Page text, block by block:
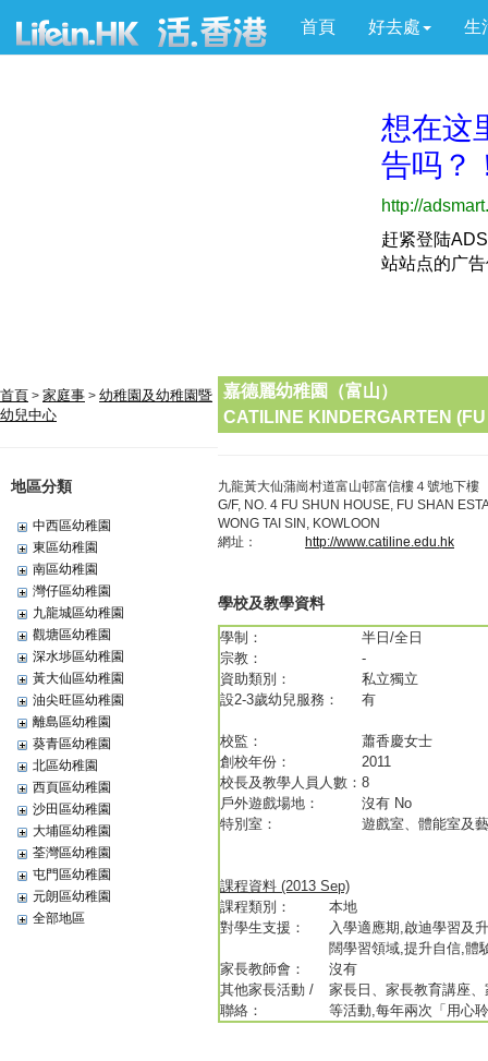
首頁 好去處 生
首頁 > 家庭事 > 幼稚園及幼稚園暨
幼兒中心
地區分類
中西區幼稚園
東區幼稚園
南區幼稚園
灣仔區幼稚園
九龍城區幼稚園
觀塘區幼稚園
深水埗區幼稚園
黃大仙區幼稚園
油尖旺區幼稚園
離島區幼稚園
葵青區幼稚園
北區幼稚園
西頁區幼稚園
沙田區幼稚園
大埔區幼稚園
荃灣區幼稚園
屯門區幼稚園
元朗區幼稚園
全部地區
嘉德麗幼稚園（富山）
CATILINE KINDERGARTEN
九龍黃大仙蒲崗村道富山邨富信樓４號地下樓
G/F, NO. 4 FU SHUN HOUSE, FU SHAN
WONG TAI SIN, KOWLOON
網址：
http://www.catiline.edu.hk
學校及教學資料
學制：
半日/全日
宗教：
-
資助類別：
私立獨立
設2-3歲幼兒服務：
有
校監：
蕭香慶女士
創校年份：
2011
校長及教學人員人數： 8
戶外遊戲場地：
沒有 No
特別室：
遊戲室、體能室及
課程資料 (2013 Sep)
課程類別：
本地
對學生支援：
入學適應期,啟迪學習及
闊學習領域,提升自信,體
家長教師會：
沒有
其他家長活動 /
聯絡：
家長日、家長教育講座
等活動,每年兩次「用心